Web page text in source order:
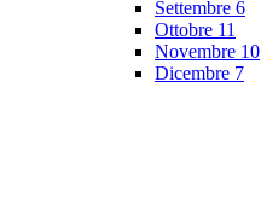
Settembre 6
Ottobre 11
Novembre 10
Dicembre 7